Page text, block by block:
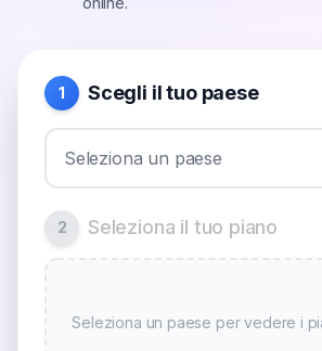
1 Scegli il tuo paese
Seleziona un paese
2 Seleziona il tuo piano
Seleziona un paese per vedere i